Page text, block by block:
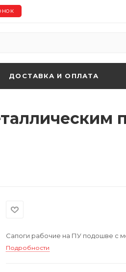
ДОСТАВКА И ОПЛАТА
Сапоги рабочие на ПУ подошве с
Подробности